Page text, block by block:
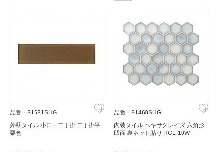
品番：31531SUG
外壁タイル 小口・二丁掛 二丁掛平
栗色
品番：31460SUG
内装タイル ヘキサグレイズ 六角形
凹面 裏ネット貼り HGL-10W